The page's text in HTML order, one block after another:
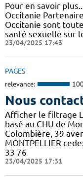
Pour en savoir
Occitanie
Occitanie sont
santé sexuelle sur
23/04/2025 17:43
PAGES
relevance:
Nous
Afficher le filtrage
basé au CHU de
Colombière, 39
MONTPELLIER
33 76
23/04/2025 17:31